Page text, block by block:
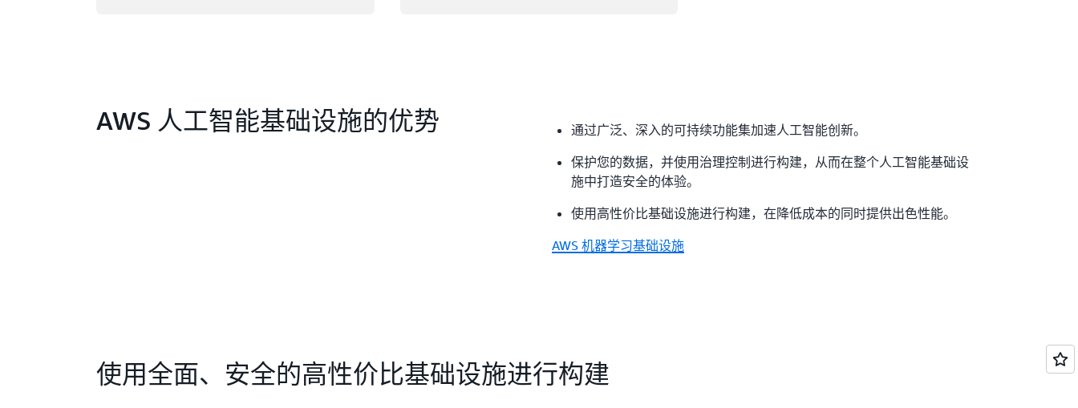
AWS 人工智能基础设施的优势
通过广泛、深入的可持续功能集加速人工智能创新。
保护您的数据，并使用治理控制进行构建，从而在整个人工智能基础设
施中打造安全的体验。
使用高性价比基础设施进行构建，在降低成本的同时提供出色性能。
AWS 机器学习基础设施
使用全面、安全的高性价比基础设施进行构建